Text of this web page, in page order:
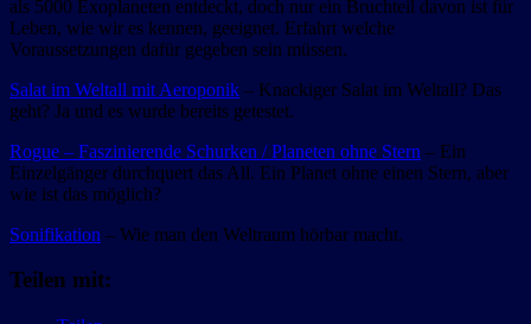
als 5000 Exoplaneten entdeckt, doch nur ein Bruchteil davon ist für
Leben, wie wir es kennen, geeignet. Erfahrt welche
Voraussetzungen dafür gegeben sein müssen.
Salat im Weltall mit Aeroponik – Knackiger Salat im Weltall? Das
geht? Ja und es wurde bereits getestet.
Rogue – Faszinierende Schurken / Planeten ohne Stern – Ein
Einzelgänger durchquert das All. Ein Planet ohne einen Stern, aber
wie ist das möglich?
Sonifikation – Wie man den Weltraum hörbar macht.
Teilen mit: